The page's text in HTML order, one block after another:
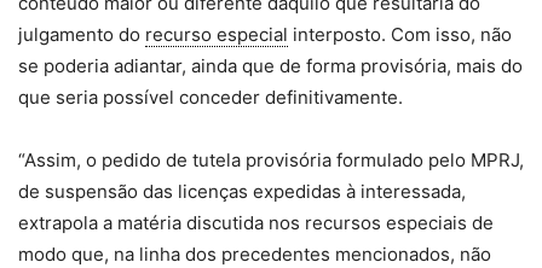
julgamento do recurso especial interposto. Com isso, não
se poderia adiantar, ainda que de forma provisória, mais do
que seria possível conceder definitivamente.
“Assim, o pedido de tutela provisória formulado pelo MPRJ,
de suspensão das licenças expedidas à interessada,
extrapola a matéria discutida nos recursos especiais de
modo que, na linha dos precedentes mencionados, não